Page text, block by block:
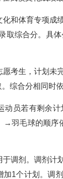
化和体育专项
取综合分。具
愿考生，计划
综合分相同时
动员若有剩
羽毛球的顺序
于调剂。调剂
1个计划。调